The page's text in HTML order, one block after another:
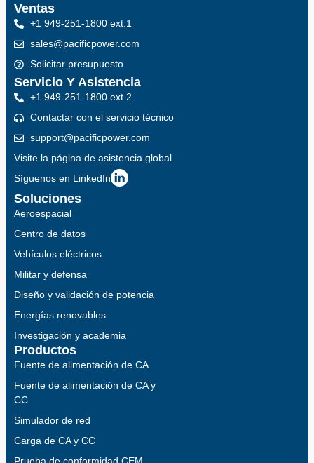
Soluciones
Aeroespacial
Centro de datos
Vehículos eléctricos
Militar y defensa
Diseño y validación de potencia
Energías renovables
Investigación y academia
Productos
Fuente de alimentación de CA
Fuente de alimentación de CA y
CC
Simulador de red
Carga de CA y CC
Ventas
+1 949-251-1800 ext.1
sales@pacificpower.com
Solicitar presupuesto
Servicio Y Asistencia
+1 949-251-1800 ext.2
Contactar con el servicio técnico
support@pacificpower.com
Visite la página de asistencia global
Síguenos en LinkedIn